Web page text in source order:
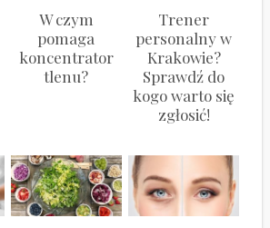
W czym
pomaga
koncentrator
tlenu?
Trener
personalny w
Krakowie?
Sprawdź do
kogo warto się
zgłosić!